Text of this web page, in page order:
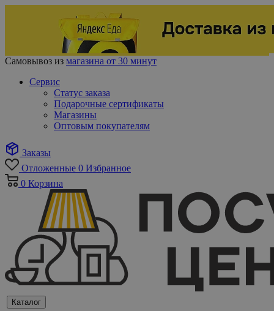
Самовывоз из магазина от 30 минут
Сервис
Статус заказа
Подарочные сертификаты
Магазины
Оптовым покупателям
Заказы
Отложенные 0 Избранное
0 Корзина
Каталог